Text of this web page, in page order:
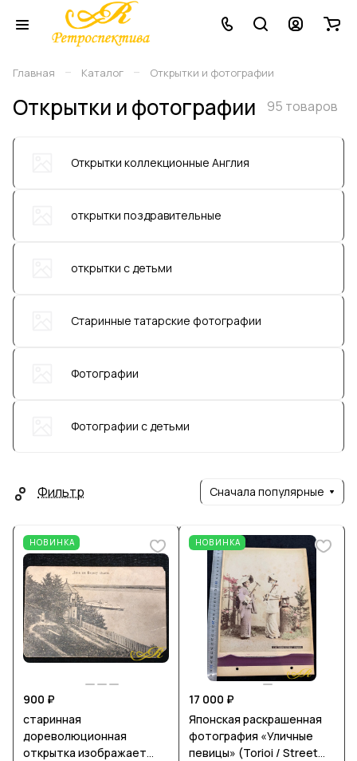
Главная – Каталог – Открытки и фотографии
Открытки и фотографии 95 товаров
Открытки коллекционные Англия
открытки поздравительные
открытки с детьми
Старинные татарские фотографии
Фотографии
Фотографии с детьми
Фильтр Сначала популярные
НОВИНКА
900 ₽
старинная
дореволюционная
открытка изображает
НОВИНКА
17 000 ₽
Японская раскрашенная
фотография «Уличные
певицы» (Torioi / Street